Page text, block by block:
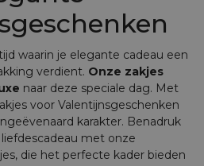
waarin je elegante cadeau een
verdient. Onze zakjes
naar deze speciale dag. Met
voor Valentijnsgeschenken
karakter. Benadruk
met onze
die het perfecte kader bieden